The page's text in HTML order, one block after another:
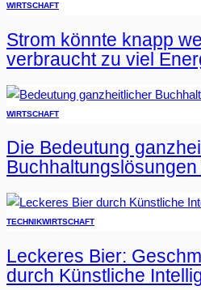
WIRTSCHAFT
Strom könnte knapp
verbraucht zu viel
WIRTSCHAFT
Die Bedeutung
Buchhaltungslösungen
TECHNIKWIRTSCHAFT
Leckeres Bier:
durch Künstliche